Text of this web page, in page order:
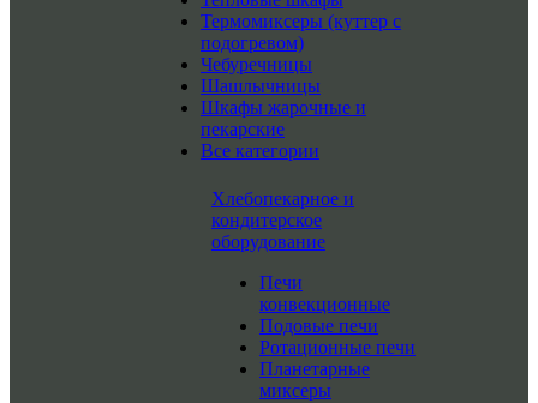
Термомиксеры (куттер с
подогревом)
Чебуречницы
Шашлычницы
Шкафы жарочные и
пекарские
Все категории
Хлебопекарное и
кондитерское
оборудование
Печи
конвекционные
Подовые печи
Ротационные печи
Планетарные
миксеры